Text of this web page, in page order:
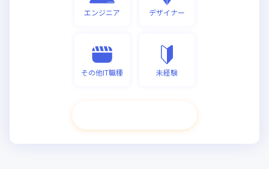
エンジニア デザイナー
その他IT職種 未経験